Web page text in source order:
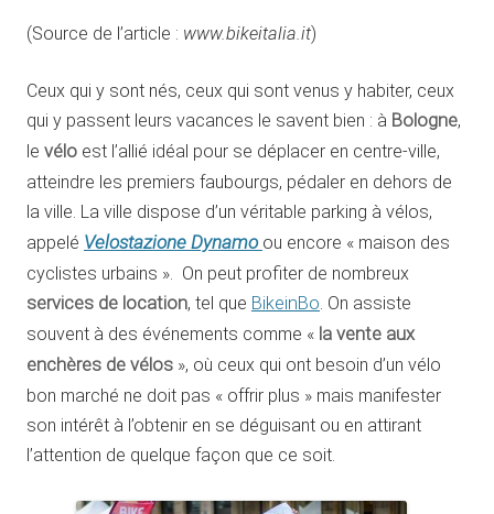
(Source de l’article : www.bikeitalia.it)
Ceux qui y sont nés, ceux qui sont venus y habiter, ceux
qui y passent leurs vacances le savent bien : à Bologne,
le vélo est l’allié idéal pour se déplacer en centre-ville,
atteindre les premiers faubourgs, pédaler en dehors de
la ville. La ville dispose d’un véritable parking à vélos,
appelé Velostazione Dynamo ou encore « maison des
cyclistes urbains ». On peut profiter de nombreux
services de location, tel que BikeinBo . On assiste
souvent à des événements comme « la vente aux
enchères de vélos », où ceux qui ont besoin d’un vélo
bon marché ne doit pas « offrir plus » mais manifester
son intérêt à l’obtenir en se déguisant ou en attirant
l’attention de quelque façon que ce soit.